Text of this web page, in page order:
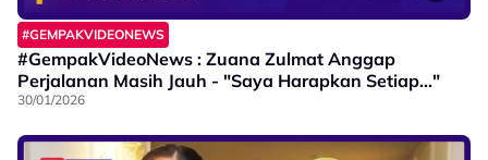
#GEMPAKVIDEONEWS
#GempakVideoNews : Zuana Zulmat Anggap
Perjalanan Masih Jauh - "Saya Harapkan Setiap..."
30/01/2026